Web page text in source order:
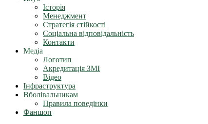
Історія
Менеджмент
Стратегія стійкості
Соціальна відповідальність
Контакти
Медіа
Логотип
Акредитація ЗМІ
Відео
Інфраструктура
Вболівальникам
Правила поведінки
Фаншоп